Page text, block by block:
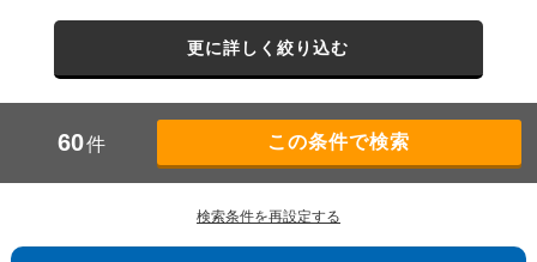
更に詳しく絞り込む
60件
検索条件を再設定する